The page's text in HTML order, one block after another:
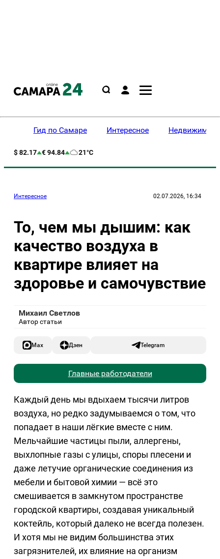
Гид по Самаре Интересное
$ 82.17 € 94.84 21°C
Интересное 02.07.2026, 16:34
То, чем мы дышим: как
качество воздуха в
квартире влияет на
здоровье и самочувствие
Михаил Светлов
Автор статьи
Max Дзен Telegram
Главные работодатели
Каждый день мы вдыхаем тысячи литров
воздуха, но редко задумываемся о том, что
попадает в наши лёгкие вместе с ним.
Мельчайшие частицы пыли, аллергены,
выхлопные газы с улицы, споры плесени и
даже летучие органические соединения из
мебели и бытовой химии — всё это
смешивается в замкнутом пространстве
городской квартиры, создавая уникальный
коктейль, который далеко не всегда полезен.
И хотя мы не видим большинства этих
загрязнителей, их влияние на организм